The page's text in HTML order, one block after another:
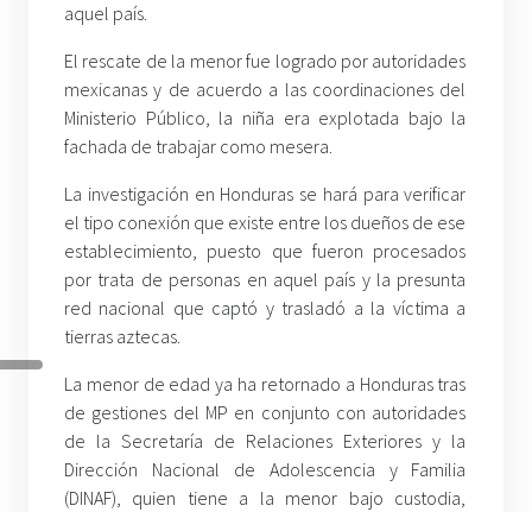
aquel país.
El rescate de la menor fue logrado por autoridades
mexicanas y de acuerdo a las coordinaciones del
Ministerio Público, la niña era explotada bajo la
fachada de trabajar como mesera.
La investigación en Honduras se hará para verificar
el tipo conexión que existe entre los dueños de ese
establecimiento, puesto que fueron procesados
por trata de personas en aquel país y la presunta
red nacional que captó y trasladó a la víctima a
tierras aztecas.
La menor de edad ya ha retornado a Honduras tras
de gestiones del MP en conjunto con autoridades
de la Secretaría de Relaciones Exteriores y la
Dirección Nacional de Adolescencia y Familia
(DINAF), quien tiene a la menor bajo custodia,